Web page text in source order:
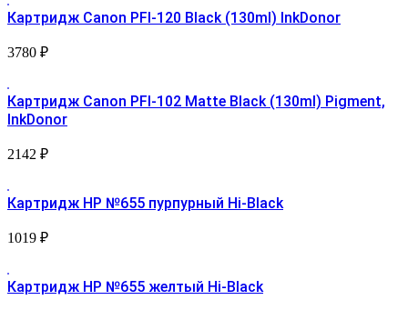
Картридж Canon PFI-120 Black (130ml) InkDonor
3780 ₽
Картридж Canon PFI-102 Matte Black (130ml) Pigment,
InkDonor
2142 ₽
Картридж HP №655 пурпурный Hi-Black
1019 ₽
Картридж HP №655 желтый Hi-Black